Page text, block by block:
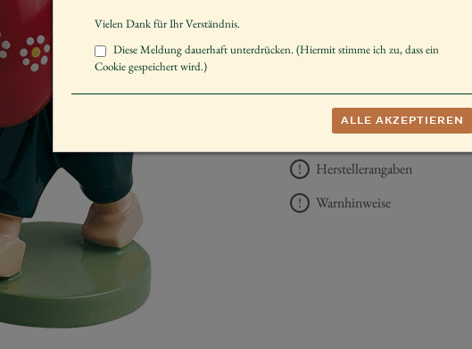
Dekorieren
+ AUF DIE
Herstellerangaben
Warnhinweise
Vielen Dank für Ihr Verständnis.
Diese Meldung dauerhaft unterdrücken. (Hiermit stimme ich zu, dass ein
Cookie gespeichert wird.)
ALLE AKZEPTIEREN